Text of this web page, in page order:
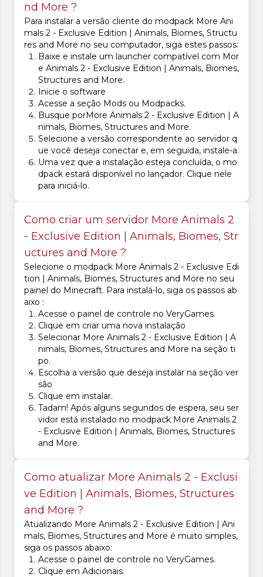
nd More ?
Para instalar a versão cliente do modpack More Ani
mals 2 - Exclusive Edition | Animals, Biomes, Structu
res and More no seu computador, siga estes passos:
Baixe e instale um launcher compatível com Mor
e Animals 2 - Exclusive Edition | Animals, Biomes,
Structures and More.
Inicie o software
Acesse a seção Mods ou Modpacks.
Busque porMore Animals 2 - Exclusive Edition | A
nimals, Biomes, Structures and More.
Selecione a versão correspondente ao servidor q
ue você deseja conectar e, em seguida, instale-a.
Uma vez que a instalação esteja concluída, o mo
dpack estará disponível no lançador. Clique nele
para iniciá-lo.
Como criar um servidor More Animals 2
- Exclusive Edition | Animals, Biomes, Str
uctures and More ?
Selecione o modpack More Animals 2 - Exclusive Edi
tion | Animals, Biomes, Structures and More no seu
painel do Minecraft. Para instalá-lo, siga os passos ab
aixo :
Acesse o painel de controle no VeryGames.
Clique em criar uma nova instalação
Selecionar More Animals 2 - Exclusive Edition | A
nimals, Biomes, Structures and More na seção ti
po.
Escolha a versão que deseja instalar na seção ver
são
Clique em instalar.
Tadam! Após alguns segundos de espera, seu ser
vidor está instalado no modpack More Animals 2
- Exclusive Edition | Animals, Biomes, Structures
and More.
Como atualizar More Animals 2 - Exclusi
ve Edition | Animals, Biomes, Structures
and More ?
Atualizando More Animals 2 - Exclusive Edition | Ani
mals, Biomes, Structures and More é muito simples,
siga os passos abaixo:
Acesse o painel de controle no VeryGames.
Clique em Adicionais.